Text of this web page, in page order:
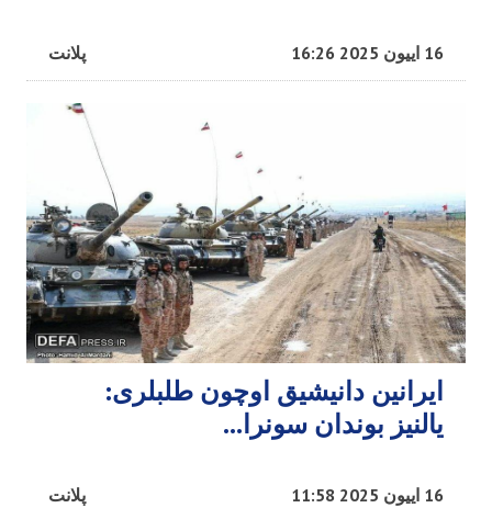
پلانت 16 اییون 2025 16:26
ایرانین دانیشیق اوچون طلبلری:
یالنیز بوندان سونرا…
پلانت 16 اییون 2025 11:58